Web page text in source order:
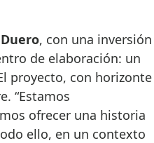
, con una inversión
de elaboración: un
proyecto, con horizonte
“Estamos
ofrecer una historia
ello, en un contexto